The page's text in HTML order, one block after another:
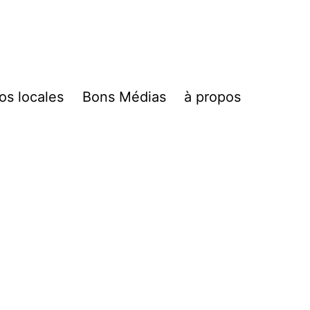
locales Bons Médias à propos